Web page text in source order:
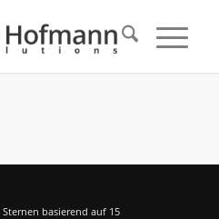
Sternen basierend auf 15